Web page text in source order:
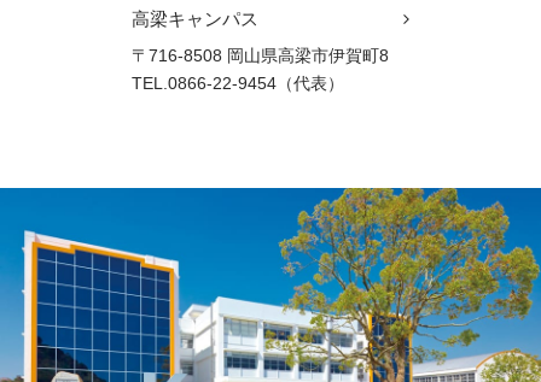
高梁キャンパス
〒716-8508 岡山県高梁市伊賀町8
TEL.0866-22-9454（代表）